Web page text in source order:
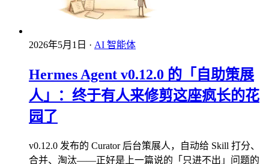
2026年5月1日 · AI 智能体
Hermes Agent v0.12.0 的「自助策展
人」：终于有人来修剪这座疯长的花
园了
v0.12.0 发布的 Curator 后台策展人，自动给 Skill 打分、
合并、淘汰——正好是上一篇说的「只进不出」问题的